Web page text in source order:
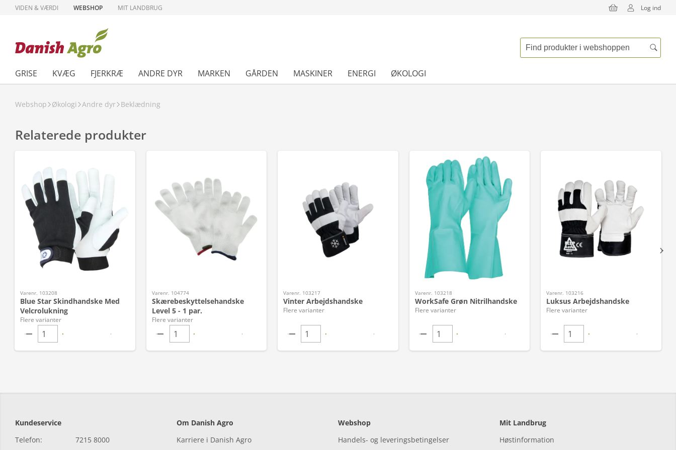
VIDEN & VÆRDI WEBSHOP MIT LANDBRUG Log ind
GRISE KVÆG FJERKRÆ ANDRE DYR MARKEN GÅRDEN MASKINER ENERGI ØKOLOGI
Webshop Økologi Andre dyr Beklædning
Relaterede produkter
Varenr. 103208
Blue Star Skindhandske Med
Velcrolukning
Flere varianter
Varenr. 104774
Skærebeskyttelsehandske
Level 5 - 1 par.
Flere varianter
Varenr. 103217
Vinter Arbejdshandske
Flere varianter
Varenr. 103218
WorkSafe Grøn Nitrilhandske
Flere varianter
Varenr. 103216
Luksus Arbejdshandske
Flere varianter
Kundeservice
Telefon:
7215 8000
Om Danish Agro
Karriere i Danish Agro
Webshop
Handels- og leveringsbetingelser
Mit Landbrug
Høstinformation